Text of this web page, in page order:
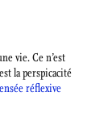
vie. Ce n’est
la perspicacité
réflexive